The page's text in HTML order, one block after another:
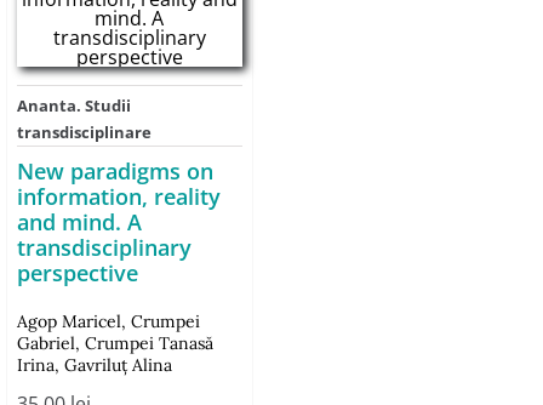
Ananta. Studii
transdisciplinare
New paradigms on
information, reality
and mind. A
transdisciplinary
perspective
Agop Maricel,Crumpei
Gabriel,Crumpei Tanasă
Irina,Gavriluţ Alina